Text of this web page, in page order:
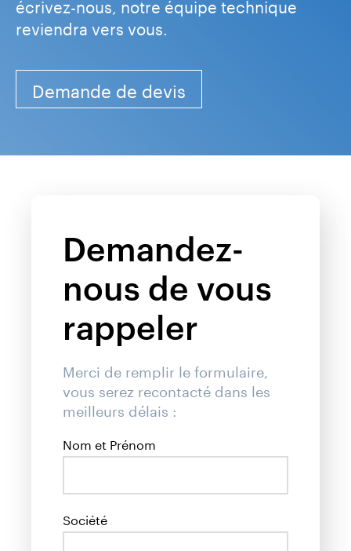
reviendra vers vous.
Demande de devis
Demandez-
nous de vous
rappeler
Merci de remplir le formulaire,
vous serez recontacté dans les
meilleurs délais :
Nom et Prénom
Société